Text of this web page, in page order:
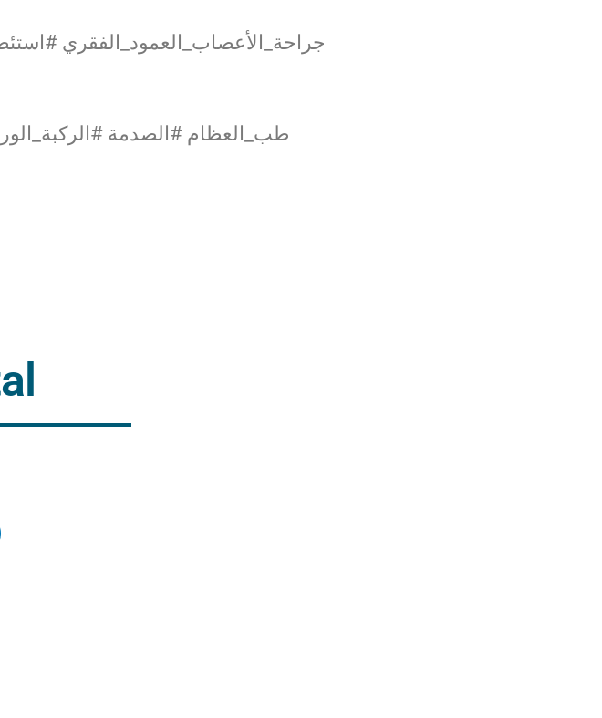
طب_العظام #الصدمة